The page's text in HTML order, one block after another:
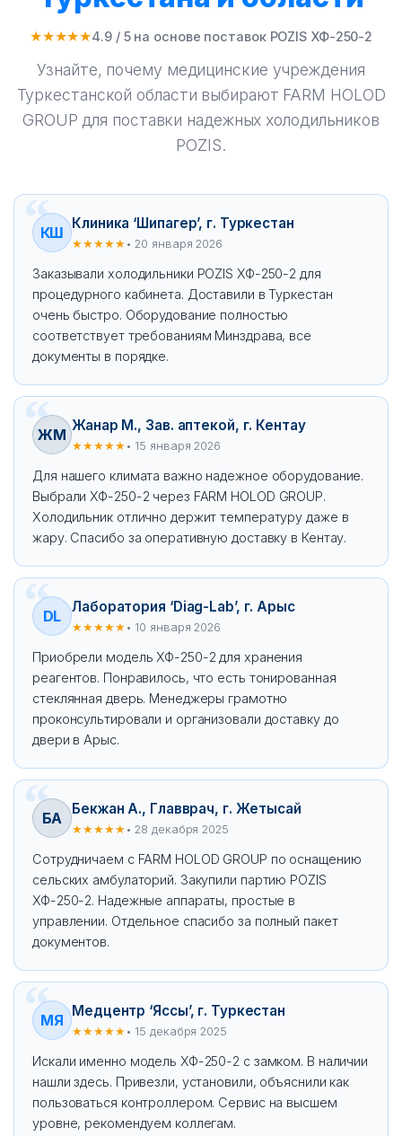
★★★★★4.9 / 5 на основе поставок POZIS ХФ-250-2
Узнайте, почему медицинские учреждения
Туркестанской области выбирают FARM HOLOD
GROUP для поставки надежных холодильников
POZIS.
КШ
Клиника ‘Шипагер’, г. Туркестан
★★★★★ • 20 января 2026
Заказывали холодильники POZIS ХФ-250-2 для
процедурного кабинета. Доставили в Туркестан
очень быстро. Оборудование полностью
соответствует требованиям Минздрава, все
документы в порядке.
ЖМ
Жанар М., Зав. аптекой, г. Кентау
★★★★★ • 15 января 2026
Для нашего климата важно надежное оборудование.
Выбрали ХФ-250-2 через FARM HOLOD GROUP.
Холодильник отлично держит температуру даже в
жару. Спасибо за оперативную доставку в Кентау.
DL
Лаборатория ‘Diag-Lab’, г. Арыс
★★★★★ • 10 января 2026
Приобрели модель ХФ-250-2 для хранения
реагентов. Понравилось, что есть тонированная
стеклянная дверь. Менеджеры грамотно
проконсультировали и организовали доставку до
двери в Арыс.
БА
Бекжан А., Главврач, г. Жетысай
★★★★★ • 28 декабря 2025
Сотрудничаем с FARM HOLOD GROUP по оснащению
сельских амбулаторий. Закупили партию POZIS
ХФ-250-2. Надежные аппараты, простые в
управлении. Отдельное спасибо за полный пакет
документов.
МЯ
Медцентр ‘Яссы’, г. Туркестан
★★★★★ • 15 декабря 2025
Искали именно модель ХФ-250-2 с замком. В наличии
нашли здесь. Привезли, установили, объяснили как
пользоваться контроллером. Сервис на высшем
уровне, рекомендуем коллегам.